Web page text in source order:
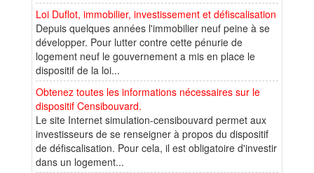
Loi Duflot, immobilier, investissement et défiscalisation
Depuis quelques années l'immobilier neuf peine à se
développer. Pour lutter contre cette pénurie de
logement neuf le gouvernement a mis en place le
dispositif de la loi...
Obtenez toutes les informations nécessaires sur le
dispositif Censibouvard.
Le site Internet simulation-censibouvard permet aux
investisseurs de se renseigner à propos du dispositif
de défiscalisation. Pour cela, il est obligatoire d'investir
dans un logement...